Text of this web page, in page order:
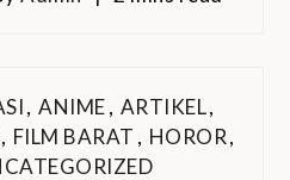
, ANIME, ARTIKEL,
, FILM BARAT , HOROR,